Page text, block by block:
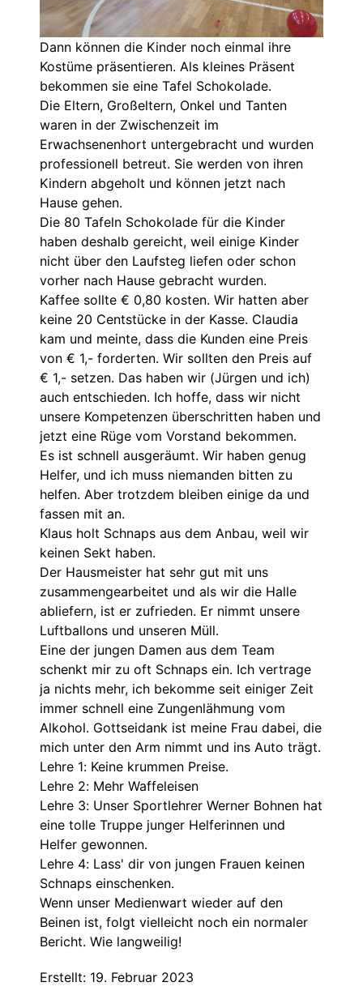
Dann können die Kinder noch einmal ihre
Kostüme präsentieren. Als kleines Präsent
bekommen sie eine Tafel Schokolade.
Die Eltern, Großeltern, Onkel und Tanten
waren in der Zwischenzeit im
Erwachsenenhort untergebracht und wurden
professionell betreut. Sie werden von ihren
Kindern abgeholt und können jetzt nach
Hause gehen.
Die 80 Tafeln Schokolade für die Kinder
haben deshalb gereicht, weil einige Kinder
nicht über den Laufsteg liefen oder schon
vorher nach Hause gebracht wurden.
Kaffee sollte € 0,80 kosten. Wir hatten aber
keine 20 Centstücke in der Kasse. Claudia
kam und meinte, dass die Kunden eine Preis
von € 1,- forderten. Wir sollten den Preis auf
€ 1,- setzen. Das haben wir (Jürgen und ich)
auch entschieden. Ich hoffe, dass wir nicht
unsere Kompetenzen überschritten haben und
jetzt eine Rüge vom Vorstand bekommen.
Es ist schnell ausgeräumt. Wir haben genug
Helfer, und ich muss niemanden bitten zu
helfen. Aber trotzdem bleiben einige da und
fassen mit an.
Klaus holt Schnaps aus dem Anbau, weil wir
keinen Sekt haben.
Der Hausmeister hat sehr gut mit uns
zusammengearbeitet und als wir die Halle
abliefern, ist er zufrieden. Er nimmt unsere
Luftballons und unseren Müll.
Eine der jungen Damen aus dem Team
schenkt mir zu oft Schnaps ein. Ich vertrage
ja nichts mehr, ich bekomme seit einiger Zeit
immer schnell eine Zungenlähmung vom
Alkohol. Gottseidank ist meine Frau dabei, die
mich unter den Arm nimmt und ins Auto trägt.
Lehre 1: Keine krummen Preise.
Lehre 2: Mehr Waffeleisen
Lehre 3: Unser Sportlehrer Werner Bohnen hat
eine tolle Truppe junger Helferinnen und
Helfer gewonnen.
Lehre 4: Lass' dir von jungen Frauen keinen
Schnaps einschenken.
Wenn unser Medienwart wieder auf den
Beinen ist, folgt vielleicht noch ein normaler
Bericht. Wie langweilig!
Erstellt: 19. Februar 2023